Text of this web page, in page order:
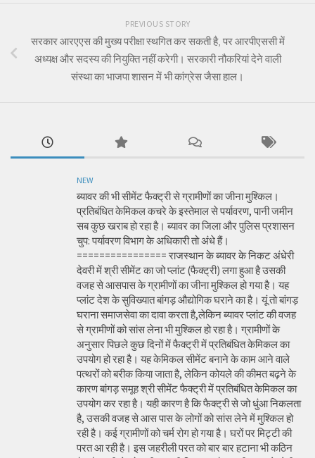
PREVIOUS STORY
सरकार आरएएस की मुख्य परीक्षा स्थगित कर सकती है, पर आरपीएससी में
अध्यक्ष और सदस्य की नियुक्ति नहीं करेगी। सरकारी नौकरियां देने वाली
संस्था का भाजपा शासन में भी कांग्रेस जैसा हाल।
NEW
ब्यावर की भी सीमेंट फैक्ट्री से ग्रामीणों का जीना मुश्किल।
प्रतिबंधित केमिकल कचरे के इस्तेमाल से पर्यावरण, पानी जमीन
सब कुछ खराब हो रहा है। ब्यावर का जिला और पुलिस प्रशासन
चुप: पर्यावरण विभाग के अधिकारी तो अंधे हैं।
================ राजस्थान के ब्यावर के निकट अंधेरी
देवरी में श्री सीमेंट का जो प्लांट (फैक्ट्री) लगा हुआ है उसकी
वजह से आसपास के ग्रामीणों का जीना मुश्किल हो गया है। यह
प्लांट देश के सुविख्यात बांगड़ औद्योगिक घराने का है। यूं तो बांगड़
घराना समाजसेवा का दावा करता है,लेकिन ब्यावर प्लांट की वजह
से ग्रामीणों को सांस लेना भी मुश्किल हो रहा है। ग्रामीणों के
अनुसार पिछले कुछ दिनों में फैक्ट्री में प्रतिबंधित केमिकल का
उपयोग हो रहा है। यह केमिकल सीमेंट बनाने के काम आने वाले
पत्थरों को बरीक किया जाता है, लेकिन कोयले की कीमत बढ़ने के
कारण बांगड़ समूह श्री सीमेंट फैक्ट्री में प्रतिबंधित केमिकल का
उपयोग कर रहा है। यही कारण है कि फैक्ट्री से जो धुंआ निकलता
है, उसकी वजह से आस पास के लोगों को सांस लेने में मुश्किल हो
रही है। कई ग्रामीणों को चर्म रोग हो गया है। घरों पर मिट्टी की
परत आ रही है। इस जहरीली परत को बार बार हटाना भी कठिन